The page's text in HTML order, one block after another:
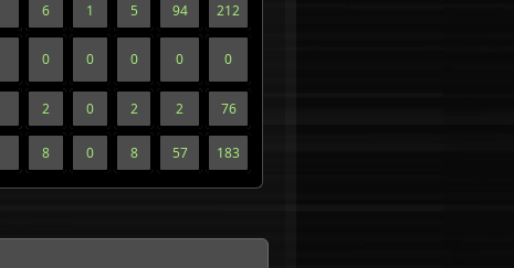
6 1 5 94 212
0 0 0 0 0
2 0 2 2 76
8 0 8 57 183